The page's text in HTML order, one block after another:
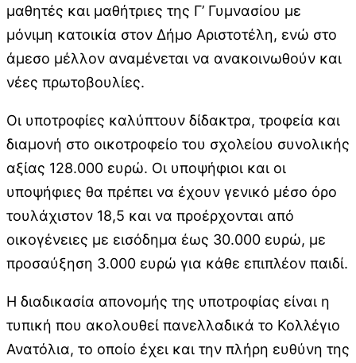
μαθητές και μαθήτριες της Γ’ Γυμνασίου με
μόνιμη κατοικία στον Δήμο Αριστοτέλη, ενώ στο
άμεσο μέλλον αναμένεται να ανακοινωθούν και
νέες πρωτοβουλίες.
Οι υποτροφίες καλύπτουν δίδακτρα, τροφεία και
διαμονή στο οικοτροφείο του σχολείου συνολικής
αξίας 128.000 ευρώ. Οι υποψήφιοι και οι
υποψήφιες θα πρέπει να έχουν γενικό μέσο όρο
τουλάχιστον 18,5 και να προέρχονται από
οικογένειες με εισόδημα έως 30.000 ευρώ, με
προσαύξηση 3.000 ευρώ για κάθε επιπλέον παιδί.
Η διαδικασία απονομής της υποτροφίας είναι η
τυπική που ακολουθεί πανελλαδικά το Κολλέγιο
Ανατόλια, το οποίο έχει και την πλήρη ευθύνη της